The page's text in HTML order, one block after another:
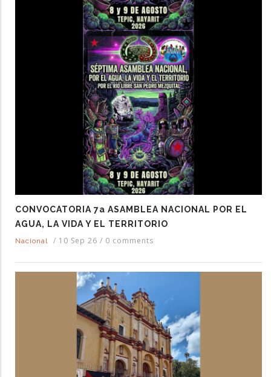
CONVOCATORIA 7a ASAMBLEA NACIONAL POR EL
AGUA, LA VIDA Y EL TERRITORIO
Nacional / 10 Sep 26 / 0 comments